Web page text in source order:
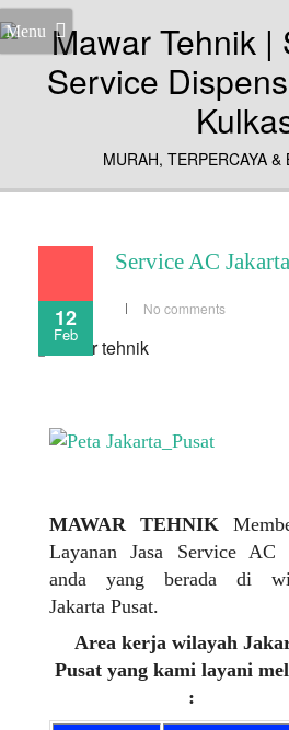
Menu
MURAH, TERPERCAYA &
12
Feb
Service AC
No comments
MAWAR TEHNIK
Layanan Jasa Service AC
anda yang berada di
Jakarta Pusat.
Area kerja wilayah
Pusat yang kami layani
: